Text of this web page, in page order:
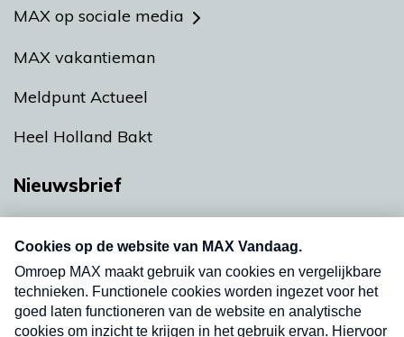
MAX op sociale media
MAX vakantieman
Meldpunt Actueel
Heel Holland Bakt
Nieuwsbrief
nieuwsbrief. Elke vrijdag- en dinsdagochtend in
uw mailbox.
Verzend